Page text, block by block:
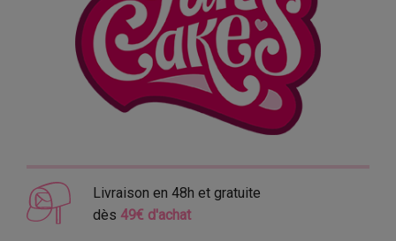
Livraison en 48h et gratuite
dès 49€ d'achat